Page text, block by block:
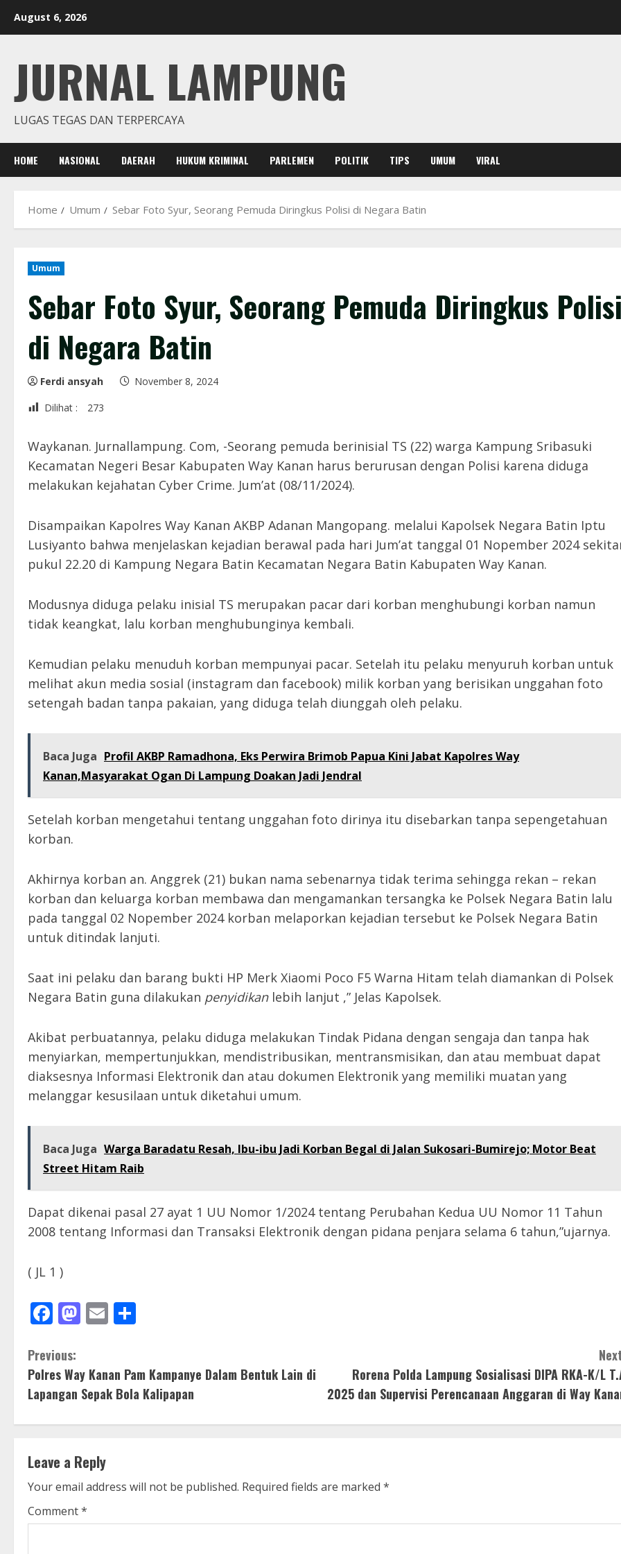
August 6, 2026
JURNAL LAMPUNG
LUGAS TEGAS DAN TERPERCAYA
HOME NASIONAL DAERAH HUKUM KRIMINAL PARLEMEN POLITIK TIPS UMUM VIRAL
Home Umum Sebar Foto Syur, Seorang Pemuda Diringkus Polisi di Negara Batin
Umum
Sebar Foto Syur, Seorang Pemuda Diringkus Polisi
di Negara Batin
Ferdi ansyah
November 8, 2024
Dilihat :
273
Waykanan. Jurnallampung. Com, -Seorang pemuda berinisial TS (22) warga Kampung Sribasuki
Kecamatan Negeri Besar Kabupaten Way Kanan harus berurusan dengan Polisi karena diduga
melakukan kejahatan Cyber Crime. Jum’at (08/11/2024).
Disampaikan Kapolres Way Kanan AKBP Adanan Mangopang. melalui Kapolsek Negara Batin Iptu
Lusiyanto bahwa menjelaskan kejadian berawal pada hari Jum’at tanggal 01 Nopember 2024
pukul 22.20 di Kampung Negara Batin Kecamatan Negara Batin Kabupaten Way Kanan.
Modusnya diduga pelaku inisial TS merupakan pacar dari korban menghubungi korban namun
tidak keangkat, lalu korban menghubunginya kembali.
Kemudian pelaku menuduh korban mempunyai pacar. Setelah itu pelaku menyuruh korban untuk
melihat akun media sosial (instagram dan facebook) milik korban yang berisikan unggahan foto
setengah badan tanpa pakaian, yang diduga telah diunggah oleh pelaku.
Baca Juga Profil AKBP Ramadhona, Eks Perwira Brimob Papua Kini Jabat Kapolres Way
Kanan,Masyarakat Ogan Di Lampung Doakan Jadi Jendral
Setelah korban mengetahui tentang unggahan foto dirinya itu disebarkan tanpa sepengetahuan
korban.
Akhirnya korban an. Anggrek (21) bukan nama sebenarnya tidak terima sehingga rekan – rekan
korban dan keluarga korban membawa dan mengamankan tersangka ke Polsek Negara Batin lalu
pada tanggal 02 Nopember 2024 korban melaporkan kejadian tersebut ke Polsek Negara Batin
untuk ditindak lanjuti.
Saat ini pelaku dan barang bukti HP Merk Xiaomi Poco F5 Warna Hitam telah diamankan di Polsek
Negara Batin guna dilakukan penyidikanlebih lanjut ,” Jelas Kapolsek.
Akibat perbuatannya, pelaku diduga melakukan Tindak Pidana dengan sengaja dan tanpa hak
menyiarkan, mempertunjukkan, mendistribusikan, mentransmisikan, dan atau membuat dapat
diaksesnya Informasi Elektronik dan atau dokumen Elektronik yang memiliki muatan yang
melanggar kesusilaan untuk diketahui umum.
Baca Juga Warga Baradatu Resah, Ibu-ibu Jadi Korban Begal di Jalan Sukosari-Bumirejo; Motor Beat
Street Hitam Raib
Dapat dikenai pasal 27 ayat 1 UU Nomor 1/2024 tentang Perubahan Kedua UU Nomor 11 Tahun
2008 tentang Informasi dan Transaksi Elektronik dengan pidana penjara selama 6 tahun,”ujarnya.
( JL 1 )
Facebook
Mastodon
Email
C
o
n
i
n
u
Previous:
Polres Way Kanan Pam Kampanye Dalam Bentuk Lain di
Lapangan Sepak Bola Kalipapan
Rorena Polda Lampung Sosialisasi DIPA RKA-K/L
2025 dan Supervisi Perencanaan Anggaran di Way
Leave a Reply
Your email address will not be published. Required fields are marked *
Comment*